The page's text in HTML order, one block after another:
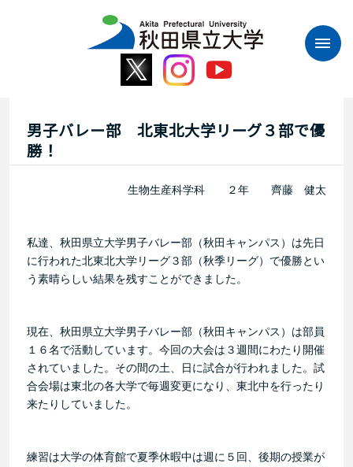
男子バレー部 北東北大学リーグ３部で優
勝！
生物生産科学科 ２年 齊藤 健太
私達、秋田県立大学男子バレー部（秋田キャンパス）は先日
に行われた北東北大学リーグ３部（秋季リーグ）で優勝とい
う素晴らしい結果を残すことができました。
現在、秋田県立大学男子バレー部（秋田キャンパス）は部員
１６名で活動しています。 今回の大会は３週間にわたり開催
されていました。その間の土、日に試合が行われました。試
合会場は東北の各大学で毎週変更になり、東北中を行ったり
来たりしていました。
練習は大学の体育館で夏季休暇中は週に５回、後期の授業が